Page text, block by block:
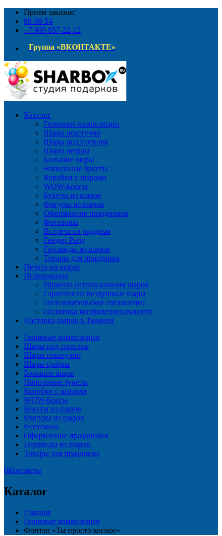
Прием заказов:
98-09-54
+7 905 857-22-12
Группа «ВКОНТАКТЕ»
Каталог
Гелиевые композиции
Шары поштучно
Шары под потолок
Шары цифры
Большие шары
Напольные букеты
Коробки с шарами
WOW-Боксы
Букеты из шаров
Фигуры из шаров
Оформление праздников
Фотозоны
Встреча из роддома
Гендер Party
Гирлянды из шаров
Товары для праздника
Печать на шарах
Информация
Правила использования шаров
Гарантия на воздушные шары
Пользовательское соглашение
Политика конфиденциальности
Доставка шаров в Тюмени
Гелиевые композиции
Шары под потолок
Шары поштучно
Шары цифры
Большие шары
Напольные букеты
Коробки с шарами
WOW-Боксы
Букеты из шаров
Фигуры из шаров
Фотозоны
Оформление праздников
Гирлянды из шаров
Товары для праздника
0Контакты
Каталог
Главная
Гелиевые композиции
Фонтан «Ты просто космос»